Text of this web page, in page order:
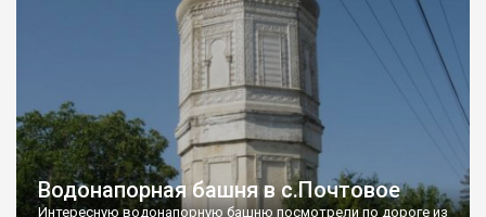
Водонапорная башня в с.Почтовое
Интересную водонапорную башню посмотрели по дороге из